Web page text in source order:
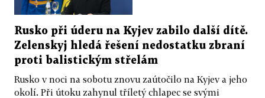
Rusko při úderu na Kyjev zabilo další dítě.
Zelenskyj hledá řešení nedostatku zbraní
proti balistickým střelám
Rusko v noci na sobotu znovu zaútočilo na Kyjev a jeho
okolí. Při útoku zahynul tříletý chlapec se svými